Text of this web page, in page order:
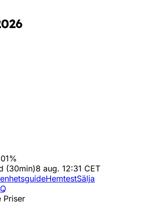
%
(30min)8 aug. 12:31 CET
HemtestSälja
Priser